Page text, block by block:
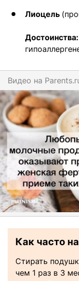
Лиоцель
Достоинства:
Видео на
Как часто
Стирать
чем 1 раз в 3